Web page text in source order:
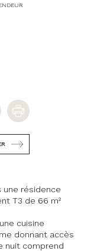
une résidence
T3 de 66 m²
cuisine
donnant accès
nuit comprend